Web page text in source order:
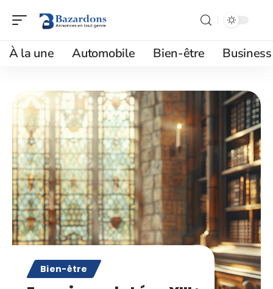
À la une Automobile Bien-être Business
Bien-être